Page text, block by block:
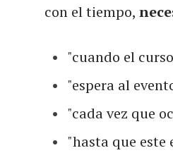
con el tiempo,
"cuando el
"espera al
"cada vez que
"hasta que este